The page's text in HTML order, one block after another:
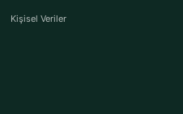
Kişisel Veriler